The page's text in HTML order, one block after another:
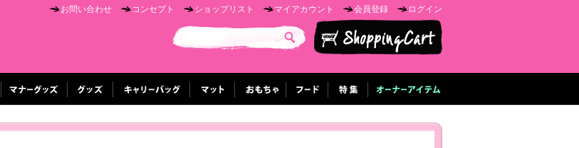
ログイン
会員登録
マイアカウント
ショップリスト
コンセプト
お問い合わせ